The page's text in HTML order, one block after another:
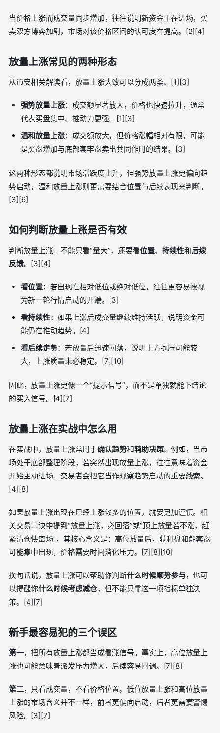
当价格上涨而成交量同步增加，往往说明新资金正在进场，买
卖双方博弈加剧，市场对该价格区间的认可度在提高。[2][4]
放量上涨常见的两种形态
从币安相关解读看，放量上涨大致可以分成两类。[1][3]
强势放量上涨：成交额显著放大，价格也快速拉升，通常
代表买盘集中、推动力更强。[1][3]
温和放量上涨：成交额放大，但价格涨幅相对有限，可能
是买盘增加与底部套牢盘卖出共同作用的结果。[3]
这两种形态都说明市场活跃度上升，但强势放量上涨更偏向趋
势启动，温和放量上涨则更需要结合位置与后续表现来判断。
[3][6]
如何判断放量上涨是否有效
判断放量上涨，不能只看“量大”，还要看位置、 持续性和后续
反馈。[3][4]
看位置：若出现在相对低位或绝对低位，往往更容易被视
为新一轮行情启动的开端。[3]
看持续性：如果上涨后成交量继续维持活跃，说明资金可
能仍在推动趋势。[4]
看后续走势：若放量后迅速回落，说明上方抛压可能较
大，上涨质量未必稳定。[7][10]
因此，放量上涨更像一个“提示信号”，而不是单独就能下结论
的买入信号。[4][7]
放量上涨在实战中怎么用
在实战中，放量上涨常用于确认趋势和辅助决策。例如，当市
场处于底部整理阶段，若突然出现放量上涨，往往意味着资金
开始主动进场，交易者会把它当作观察趋势启动的重要线索。
[4][8]
如果放量上涨出现在已经上涨较多的位置，就要更加谨慎。相
关交易口诀中提到“放量上涨，必回落”或“顶上放量若不涨，赶
紧清仓快离场”，其核心含义是：高位放量后，获利盘和解套盘
可能集中出现，价格需要时间消化压力。[7][8][10]
换句话说，放量上涨可以帮助你判断什么时候顺势参与，也可
以提醒你什么时候考虑减仓，但不能只靠这一项指标单独决
策。[4][7]
新手最容易犯的三个误区
第一，把所有放量上涨都当成看涨信号。事实上，高位放量上
涨也可能意味着派发压力增大，后续容易回调。[7][8]
第二，只看成交量，不看价格位置。低位放量上涨和高位放量
上涨的市场含义并不一样，前者更偏向启动，后者更需要警惕
风险。[3][7]